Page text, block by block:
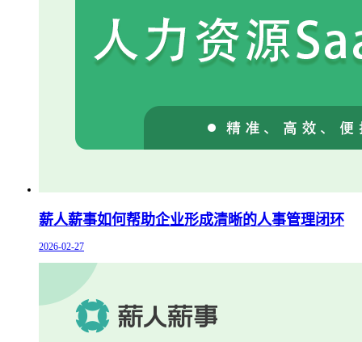
薪人薪事如何帮助企业形成清晰的人事管理闭环
2026-02-27